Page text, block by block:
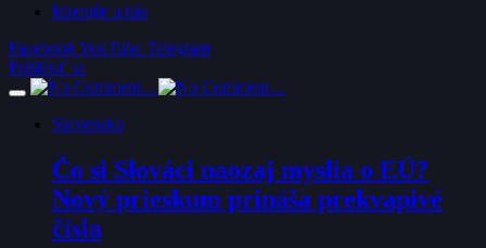
Inzerujte u nás
FacebookYouTube Telegram
Prihlásiť sa
Slovensko
Čo si Slováci naozaj myslia o EÚ?
Nový prieskum prináša prekvapivé
čísla